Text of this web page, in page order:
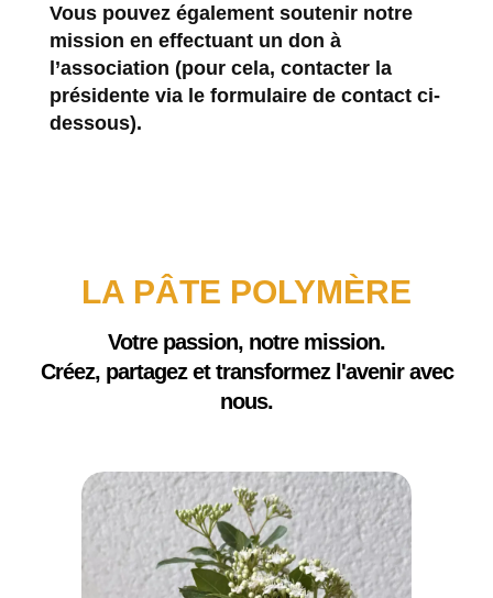
Vous pouvez également soutenir notre
mission en effectuant un don à
l’association (pour cela, contacter la
présidente via le formulaire de contact ci-
dessous).
LA PÂTE POLYMÈRE
Votre passion, notre mission.
Créez, partagez et transformez l'avenir avec
nous.